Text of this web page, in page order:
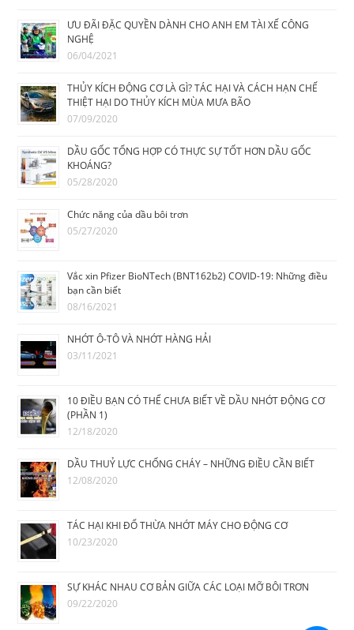
ƯU ĐÃI ĐẶC QUYỀN DÀNH CHO ANH EM TÀI XẾ CÔNG
NGHỆ
06/04/2021
THỦY KÍCH ĐỘNG CƠ LÀ GÌ? TÁC HẠI VÀ CÁCH HẠN CHẾ
THIỆT HẠI DO THỦY KÍCH MÙA MƯA BÃO
07/09/2020
DẦU GỐC TỔNG HỢP CÓ THỰC SỰ TỐT HƠN DẦU GỐC
KHOÁNG?
05/28/2020
Chức năng của dầu bôi trơn
05/27/2020
Vắc xin Pfizer BioNTech (BNT162b2) COVID-19: Những điều
bạn cần biết
08/16/2021
NHỚT Ô-TÔ VÀ NHỚT HÀNG HẢI
03/11/2021
10 ĐIỀU BẠN CÓ THỂ CHƯA BIẾT VỀ DẦU NHỚT ĐỘNG CƠ
(PHẦN 1)
12/18/2020
DẦU THUỶ LỰC CHỐNG CHÁY – NHỮNG ĐIỀU CẦN BIẾT
12/08/2020
TÁC HẠI KHI ĐỔ THỪA NHỚT MÁY CHO ĐỘNG CƠ
10/23/2020
SỰ KHÁC NHAU CƠ BẢN GIỮA CÁC LOẠI MỠ BÔI TRƠN
09/22/2020